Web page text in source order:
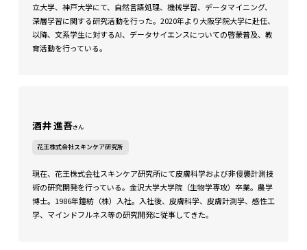
立大学、神戸大学にて、自然言語処理、機械学習、データマイニング、
深層学習に関する研究活動を行った。2020年より大阪学院大学に赴任、
以降、文系学生に対するAI、データサイエンスについての啓蒙普及、教
育活動を行っている。
酒井 進吾さん
花王株式会社スキンケア研究所
現在、花王株式会社スキンケア研究所にて皮膚科学および非侵襲計測技
術の研究開発を行っている。金沢大学大学院（生物学専攻）卒業。農学
博士。1986年鐘紡（株）入社。入社後、皮膚科学、皮膚計測学、感性工
学、マインドフルネス等の研究開発に従事してきた。